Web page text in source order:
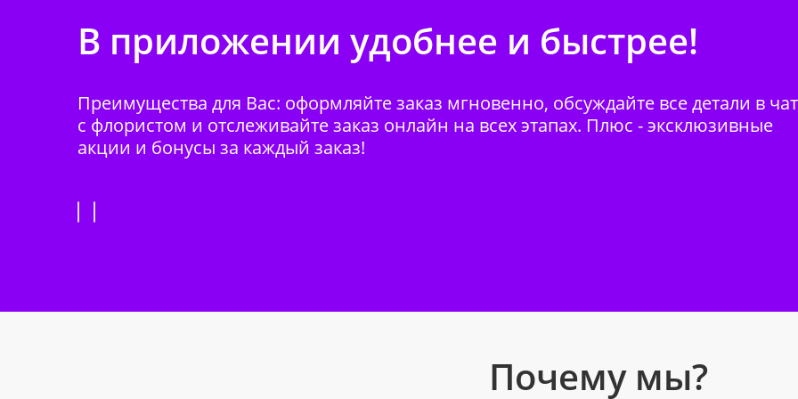
В приложении удобнее и быстрее!
Преимущества для Вас: оформляйте заказ мгновенно, обсуждайте все детали в
с флористом и отслеживайте заказ онлайн на всех этапах. Плюс - эксклюзивные
акции и бонусы за каждый заказ!
Почему мы?